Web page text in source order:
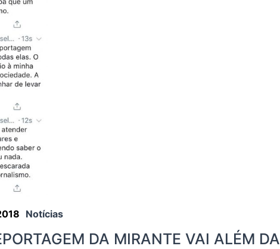
Notícias
DA MIRANTE VAI ALÉM DA